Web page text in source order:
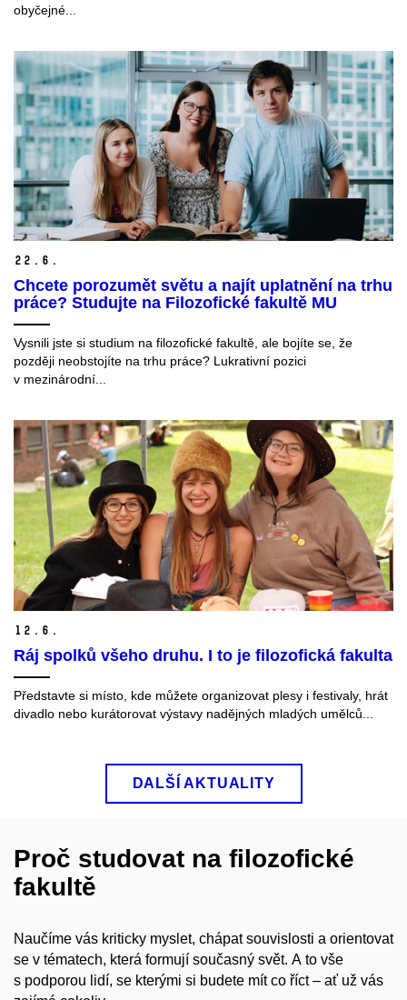
obyčejné...
22. 6.
Chcete porozumět světu a najít uplatnění na trhu
práce? Studujte na Filozofické fakultě MU
Vysnili jste si studium na filozofické fakultě, ale bojíte se, že
později neobstojíte na trhu práce? Lukrativní pozici
v mezinárodní...
12. 6.
Ráj spolků všeho druhu. I to je filozofická fakulta
Představte si místo, kde můžete organizovat plesy i festivaly, hrát
divadlo nebo kurátorovat výstavy nadějných mladých umělců...
DALŠÍ AKTUALITY
Proč studovat na filozofické
fakultě
Naučíme vás kriticky myslet, chápat souvislosti a orientovat
se v tématech, která formují současný svět. A to vše
s podporou lidí, se kterými si budete mít co říct – ať už vás